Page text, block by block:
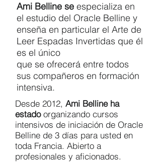
Ami Belline se especializa en
el estudio del Oracle Belline y
enseña en particular el Arte de
Leer Espadas Invertidas que él
es el único
que se ofrecerá entre todos
sus compañeros en formación
intensiva.
Desde 2012, Ami Belline ha
estadoorganizando cursos
intensivos de iniciación de Oracle
Belline de 3 días para usted en
toda Francia. Abierto a
profesionales y aficionados.